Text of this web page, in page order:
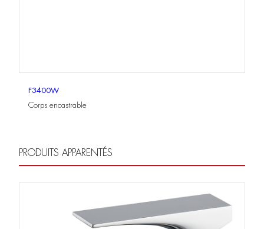
F3400W
Corps encastrable
PRODUITS APPARENTÉS